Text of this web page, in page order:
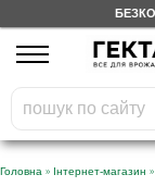
На вашому
бонусному рахунку
Головна » Інтернет-магазин »